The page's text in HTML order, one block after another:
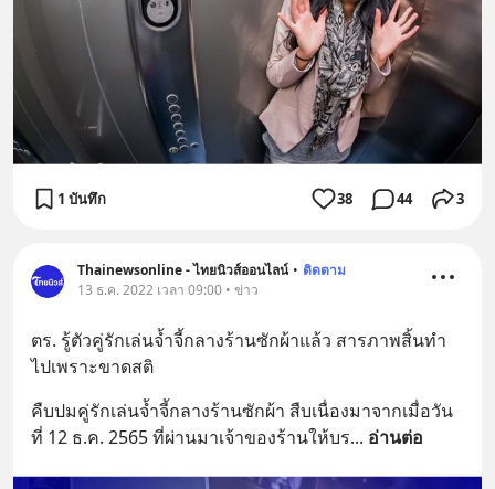
1 บันทึก 38 44 3
Thainewsonline - ไทยนิวส์ออนไลน์ • ติดตาม
13 ธ.ค. 2022 เวลา 09:00 • ข่าว
ตร. รู้ตัวคู่รักเล่นจ้ำจี้กลางร้านซักผ้าแล้ว สารภาพสิ้นทำ
ไปเพราะขาดสติ
คืบปมคู่รักเล่นจ้ำจี้กลางร้านซักผ้า สืบเนื่องมาจากเมื่อวัน
ที่ 12 ธ.ค. 2565 ที่ผ่านมาเจ้าของร้านให้บร... อ่านต่อ